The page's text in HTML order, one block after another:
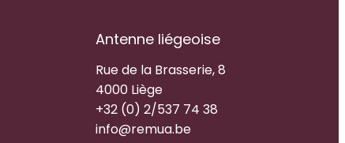
Antenne liégeoise
Rue de la Brasserie, 8
4000 Liège
+32 (0) 2/537 74 38
info@remua.be